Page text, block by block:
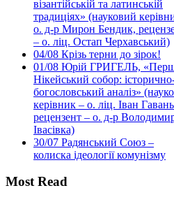
візантійській та латинській
традиціях» (науковий
о. д-р Мирон Бендик,
– о. ліц. Остап Черхавський)
04/08 Крізь терни до зірок!
01/08 Юрій ГРИГЕЛЬ,
Нікейський собор:
богословський аналіз»
керівник – о. ліц. Іван
рецензент – о. д-р
Івасівка)
30/07 Радянський Союз –
колиска ідеології комунізму
Most Read